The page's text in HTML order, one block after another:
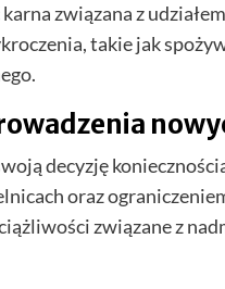
związana z
takie jak
decyzję
oraz
związane z